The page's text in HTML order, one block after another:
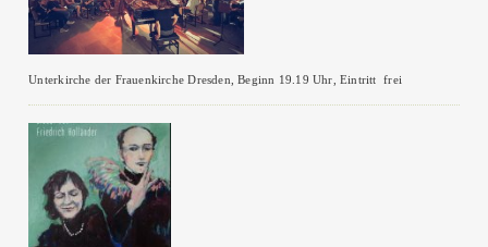
Unterkirche der Frauenkirche Dresden, Beginn 19.19 Uhr, Eintritt frei